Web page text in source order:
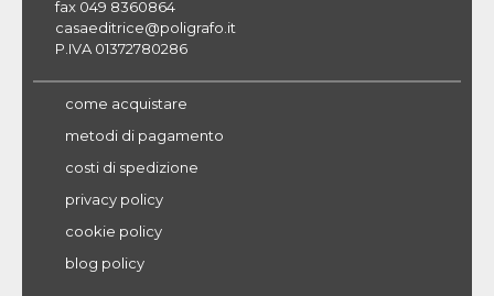
fax 049 8360864
casaeditrice@poligrafo.it
P.IVA 01372780286
come acquistare
metodi di pagamento
costi di spedizione
privacy policy
cookie policy
blog policy